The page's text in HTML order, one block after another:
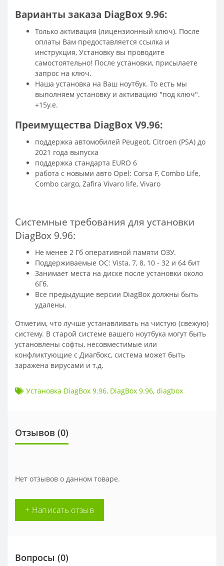
Варианты заказа DiagBox 9.96:
Только активация (лицензионный ключ). После
оплаты Вам предоставляется ссылка и
инструкция, Установку вы проводите
самостоятельно! После установки, присылаете
запрос на ключ.
Наша установка на Ваш ноутбук. То есть мы
выполняем установку и активацию "под ключ".
+15у.е.
Преимущества DiagBox V9.96:
поддержка автомобилей Peugeot, Citroen (PSA) до
2021 года выпуска
поддержка стандарта EURO 6
работа с новыми авто Opel: Corsa F, Combo Life,
Combo cargo, Zafira Vivaro life, Vivaro
Системные требования для установки
DiagBox 9.96:
Не менее 2 Гб оперативной памяти ОЗУ.
Поддерживаемые ОС: Vista, 7, 8, 10 - 32 и 64 бит
Занимает места на диске после установки около
6Гб.
Все предыдущие версии DiagBox должны быть
удалены.
Отметим, что лучше устанавливать на чистую (свежую)
систему. В старой системе вашего ноутбука могут быть
установлены софты, несовместимые или
конфликтующие с Диагбокс, система может быть
заражена вирусами и т.д.
Установка DiagBox 9.96, DiagBox 9.96, diagbox
Отзывов (0)
Нет отзывов о данном товаре.
+ Написать отзыв
Вопросы (0)